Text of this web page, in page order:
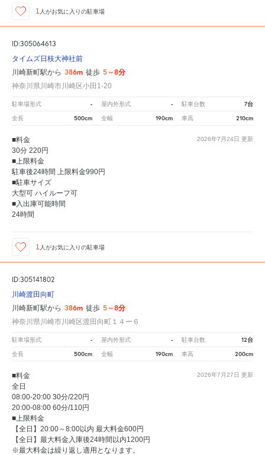
1 人がお気に入りの駐車場
ID:305064613
タイムズ日枝大神社前
川崎新町駅から 386m 徒歩 5～8分
神奈川県川崎市川崎区小田1-20
駐車場形式 - 屋内外形式 - 駐車台数 7台
全長 500cm 全幅 190cm 車高 210cm
2026年7月24日 更新
■料金
30分 220円
■上限料金
駐車後24時間 上限料金990円
■駐車サイズ
大型可 ハイルーフ可
■入出庫可能時間
24時間
1 人がお気に入りの駐車場
ID:305141802
川崎渡田向町
川崎新町駅から 386m 徒歩 5～8分
神奈川県川崎市川崎区渡田向町１４ー６
駐車場形式 - 屋内外形式 - 駐車台数 12台
全長 500cm 全幅 190cm 車高 200cm
2026年7月27日 更新
■料金
全日
08:00-20:00 30分/220円
20:00-08:00 60分/110円
■上限料金
【全日】20:00～8:00以内 最大料金600円
【全日】最大料金入庫後24時間以内1200円
※最大料金は繰り返し適用となります。